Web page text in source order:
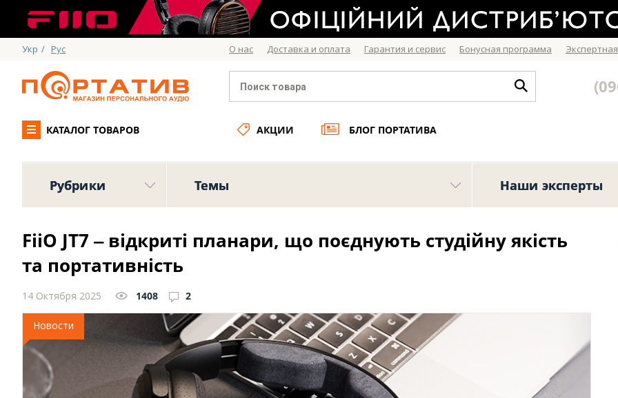
Укр / Рус О нас Доставка и оплата Гарантия и сервис Бонусная программа
КАТАЛОГ ТОВАРОВ АКЦИИ БЛОГ ПОРТАТИВА
Рубрики Темы Наши эксперты
FiiO JT7 ‒ відкриті планари, що поєднують студійну якість
та портативність
14 Октября 2025 1408 2
Новости